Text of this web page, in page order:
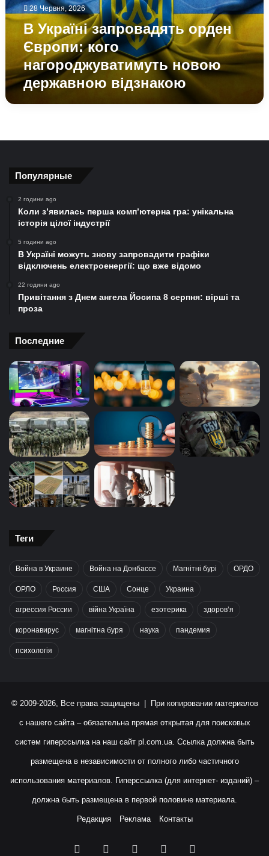
нагороджуватимуть
новою
державною
відзнакою
28 Червня, 2026
В Україні запровадять орден
Європи: кого
нагороджуватимуть новою
державною відзнакою
Популярные
2 години ago
Коли з’явилась перша комп’ютерна гра: унікальна
історія цілої індустрії
5 години ago
В Україні можуть знову запровадити графіки
відключень електроенергії: що вже відомо
22 години ago
Привітання з Днем ангела Йосипа 8 серпня: вірші та
проза
Последние
Теги
Война в Украине Война на Донбассе Магнітні бурі ОРДО
ОРЛО Россия США Сонце Украина
агрессия России війна Україна езотерика здоров’я
коронавирус магнітна буря наука пандемия
психологія
© 2009-2026, Все права защищены | При копировании материалов
с нашего сайта – обязательна прямая открытая для поисковых
систем гиперссылка на наш сайт pl.com.ua. Ссылка должна быть
размещена в независимости от полного либо частичного
использования материалов. Гиперссылка (для интернет- изданий) –
должна быть размещена в первой половине материала.
Редакция Реклама Контакты
Facebook YouTubeInstagram